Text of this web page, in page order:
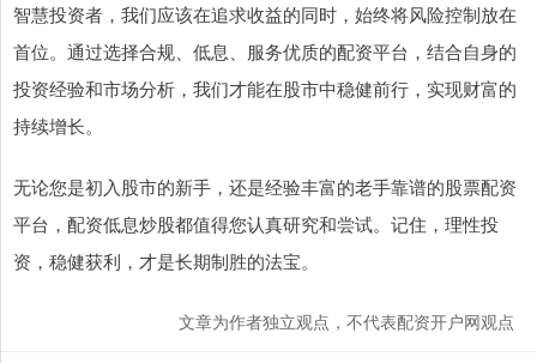
智慧投资者，我们应该在追求收益的同时，始终将风险控制放在
首位。通过选择合规、低息、服务优质的配资平台，结合自身的
投资经验和市场分析，我们才能在股市中稳健前行，实现财富的
持续增长。
无论您是初入股市的新手，还是经验丰富的老手靠谱的股票配资
平台，配资低息炒股都值得您认真研究和尝试。记住，理性投
资，稳健获利，才是长期制胜的法宝。
文章为作者独立观点，不代表配资开户网观点